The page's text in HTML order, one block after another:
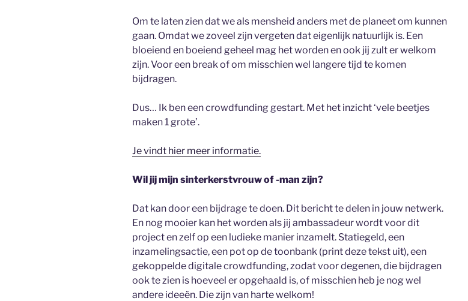
Om te laten zien dat we als mensheid anders met de planeet om kunnen
gaan. Omdat we zoveel zijn vergeten dat eigenlijk natuurlijk is. Een
bloeiend en boeiend geheel mag het worden en ook jij zult er welkom
zijn. Voor een break of om misschien wel langere tijd te komen
bijdragen.
Dus… Ik ben een crowdfunding gestart. Met het inzicht ‘vele beetjes
maken 1 grote’.
Je vindt hier meer informatie.
Wil jij mijn sinterkerstvrouw of -man zijn?
Dat kan door een bijdrage te doen. Dit bericht te delen in jouw netwerk.
En nog mooier kan het worden als jij ambassadeur wordt voor dit
project en zelf op een ludieke manier inzamelt. Statiegeld, een
inzamelingsactie, een pot op de toonbank (print deze tekst uit), een
gekoppelde digitale crowdfunding, zodat voor degenen, die bijdragen
ook te zien is hoeveel er opgehaald is, of misschien heb je nog wel
andere ideeën. Die zijn van harte welkom!